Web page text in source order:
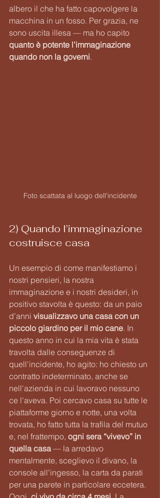
albero il che ha fatto capovolgere la
macchina in un fosso. Per grazia, ne
sono uscita illesa — ma ho capito
quanto è potente l’immaginazione
quando non la governi.
Foto scattata al luogo dell'incidente
2) Quando l’immaginazione
costruisce casa
Un esempio di come manifestiamo i
nostri pensieri, la nostra
immaginazione e i nostri desideri, in
positivo stavolta è questo: da un paio
d’anni visualizzavo una casa con un
piccolo giardino per il mio cane. In
questo anno in cui la mia vita è stata
travolta dalle conseguenze di
quell'incidente, ho agito: ho chiesto un
contratto indeterminato, anche se
nell'azienda in cui lavoravo nessuno
ce l'aveva. Poi cercavo casa su tutte le
piattaforme giorno e notte, una volta
trovata, ho fatto tutta la trafila del mutuo
e, nel frattempo, ogni sera “vivevo” in
quella casa — la arredavo
mentalmente, sceglievo il divano, la
console all'ingesso, la carta da parati
per una parete in particolare eccetera.